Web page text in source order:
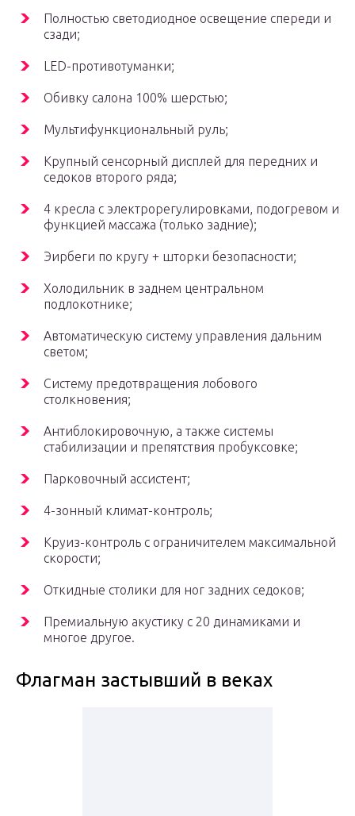
Полностью светодиодное освещение спереди и
сзади;
LED-противотуманки;
Обивку салона 100% шерстью;
Мультифункциональный руль;
Крупный сенсорный дисплей для передних и
седоков второго ряда;
4 кресла с электрорегулировками, подогревом и
функцией массажа (только задние);
Эирбеги по кругу + шторки безопасности;
Холодильник в заднем центральном
подлокотнике;
Автоматическую систему управления дальним
светом;
Систему предотвращения лобового
столкновения;
Антиблокировочную, а также системы
стабилизации и препятствия пробуксовке;
Парковочный ассистент;
4-зонный климат-контроль;
Круиз-контроль с ограничителем максимальной
скорости;
Откидные столики для ног задних седоков;
Премиальную акустику с 20 динамиками и
многое другое.
Флагман застывший в веках